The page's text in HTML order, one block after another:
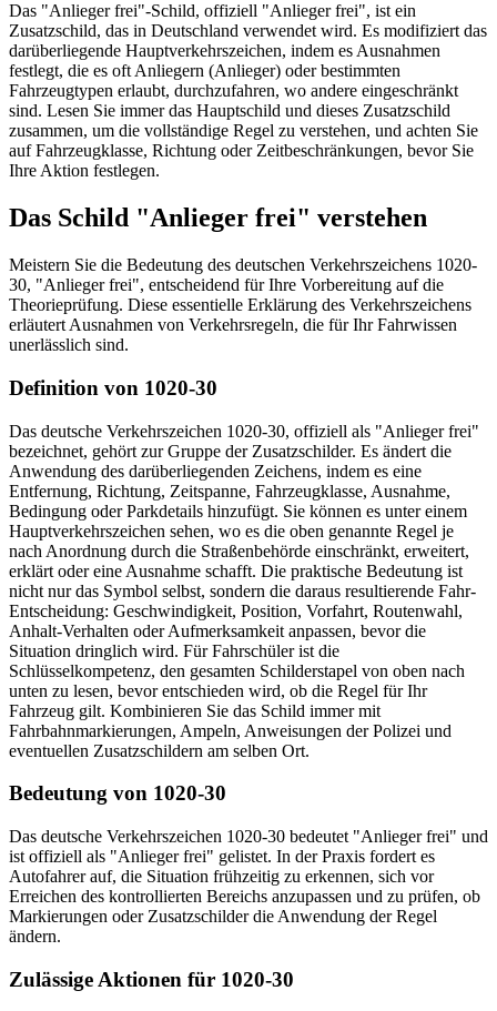
Das "Anlieger frei"-Schild, offiziell "Anlieger frei", ist ein
Zusatzschild, das in Deutschland verwendet wird. Es modifiziert das
darüberliegende Hauptverkehrszeichen, indem es Ausnahmen
festlegt, die es oft Anliegern (Anlieger) oder bestimmten
Fahrzeugtypen erlaubt, durchzufahren, wo andere eingeschränkt
sind. Lesen Sie immer das Hauptschild und dieses Zusatzschild
zusammen, um die vollständige Regel zu verstehen, und achten Sie
auf Fahrzeugklasse, Richtung oder Zeitbeschränkungen, bevor Sie
Ihre Aktion festlegen.
Das Schild "Anlieger frei" verstehen
Meistern Sie die Bedeutung des deutschen Verkehrszeichens 1020-
30, "Anlieger frei", entscheidend für Ihre Vorbereitung auf die
Theorieprüfung. Diese essentielle Erklärung des Verkehrszeichens
erläutert Ausnahmen von Verkehrsregeln, die für Ihr Fahrwissen
unerlässlich sind.
Definition von 1020-30
Das deutsche Verkehrszeichen 1020-30, offiziell als "Anlieger frei"
bezeichnet, gehört zur Gruppe der Zusatzschilder. Es ändert die
Anwendung des darüberliegenden Zeichens, indem es eine
Entfernung, Richtung, Zeitspanne, Fahrzeugklasse, Ausnahme,
Bedingung oder Parkdetails hinzufügt. Sie können es unter einem
Hauptverkehrszeichen sehen, wo es die oben genannte Regel je
nach Anordnung durch die Straßenbehörde einschränkt, erweitert,
erklärt oder eine Ausnahme schafft. Die praktische Bedeutung ist
nicht nur das Symbol selbst, sondern die daraus resultierende Fahr-
Entscheidung: Geschwindigkeit, Position, Vorfahrt, Routenwahl,
Anhalt-Verhalten oder Aufmerksamkeit anpassen, bevor die
Situation dringlich wird. Für Fahrschüler ist die
Schlüsselkompetenz, den gesamten Schilderstapel von oben nach
unten zu lesen, bevor entschieden wird, ob die Regel für Ihr
Fahrzeug gilt. Kombinieren Sie das Schild immer mit
Fahrbahnmarkierungen, Ampeln, Anweisungen der Polizei und
eventuellen Zusatzschildern am selben Ort.
Bedeutung von 1020-30
Das deutsche Verkehrszeichen 1020-30 bedeutet "Anlieger frei" und
ist offiziell als "Anlieger frei" gelistet. In der Praxis fordert es
Autofahrer auf, die Situation frühzeitig zu erkennen, sich vor
Erreichen des kontrollierten Bereichs anzupassen und zu prüfen, ob
Markierungen oder Zusatzschilder die Anwendung der Regel
ändern.
Zulässige Aktionen für 1020-30